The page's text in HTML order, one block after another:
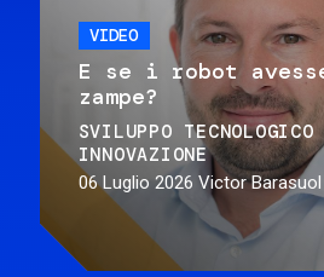
VIDEO
E se i robot
zampe?
SVILUPPO TECNOLOGICO
INNOVAZIONE
06 Luglio 2026 Victor Barasuol